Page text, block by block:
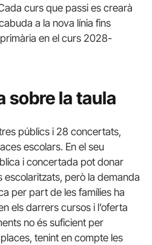
curs que passi es crearà
a la nova línia fins
en el curs 2028-
sobre la taula
públics i 28 concertats,
escolars. En el seu
i concertada pot donar
escolaritzats, però la demanda
per part de les famílies ha
els darrers cursos i l’oferta
no és suficient per
tenint en compte les